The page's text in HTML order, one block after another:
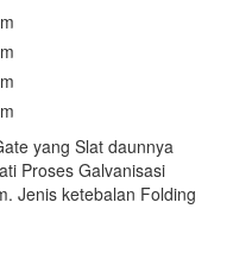
yang Slat daunnya
Proses Galvanisasi
Jenis ketebalan Folding